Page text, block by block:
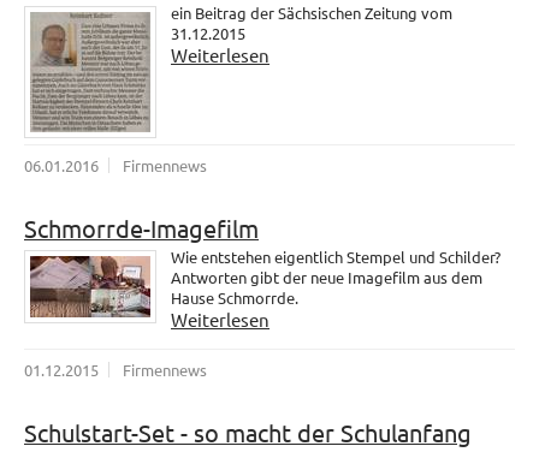
ein Beitrag der Sächsischen Zeitung vom
31.12.2015
Weiterlesen
06.01.2016 Firmennews
Schmorrde-Imagefilm
Wie entstehen eigentlich Stempel und Schilder?
Antworten gibt der neue Imagefilm aus dem
Hause Schmorrde.
Weiterlesen
01.12.2015 Firmennews
Schulstart-Set - so macht der Schulanfang